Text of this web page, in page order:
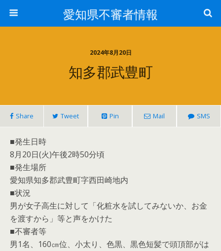
愛知県不審者情報
2024年8月20日
知多郡武豊町
Share Tweet Pin Mail SMS
■発生日時
8月20日(火)午後2時50分頃
■発生場所
愛知県知多郡武豊町字西田崎地内
■状況
男が女子高生に対して「化粧水を試してみないか、お金
を渡すから」等と声をかけた
■不審者等
男1名、160㎝位、小太り、色黒、黒色短髪で頭頂部がは